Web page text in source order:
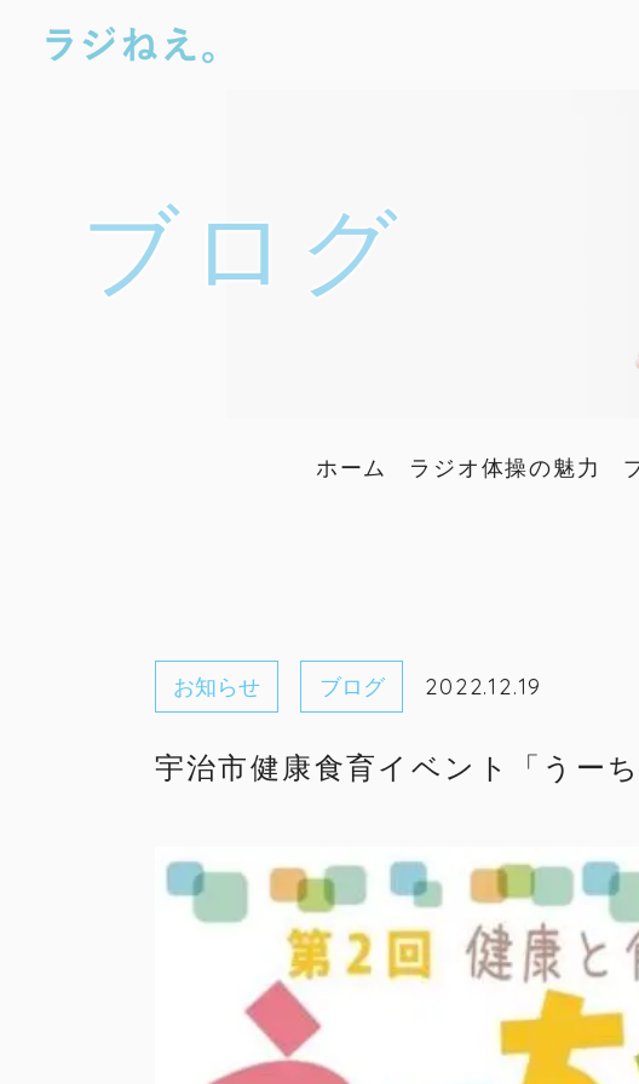
ブログ
ホーム ラジオ体操の魅力
お知らせ ブログ 2022.12.19
宇治市健康食育イベント「うー